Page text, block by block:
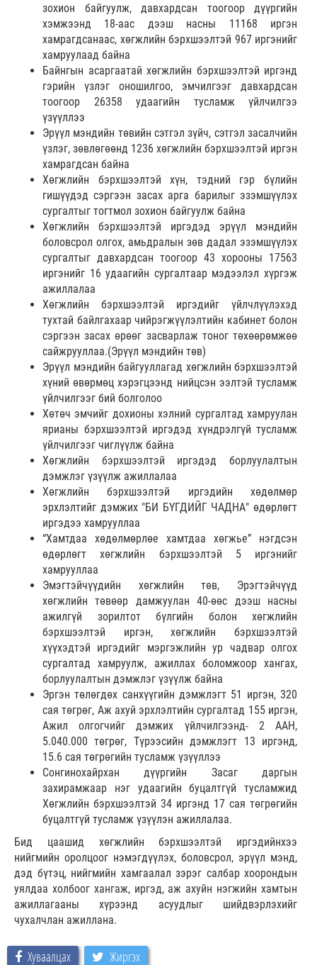
зохион байгуулж, давхардсан тоогоор дүүргийн
хэмжээнд 18-аас дээш насны 11168 иргэн
хамрагдсанаас, хөгжлийн бэрхшээлтэй 967 иргэнийг
хамруулаад байна
Байнгын асаргаатай хөгжлийн бэрхшээлтэй иргэнд
гэрийн үзлэг оношилгоо, эмчилгээг давхардсан
тоогоор 26358 удаагийн тусламж үйлчилгээ
үзүүллээ
Эрүүл мэндийн төвийн сэтгэл зүйч, сэтгэл засалчийн
үзлэг, зөвлөгөөнд 1236 хөгжлийн бэрхшээлтэй иргэн
хамрагдсан байна
Хөгжлийн бэрхшээлтэй хүн, тэдний гэр бүлийн
гишүүдэд сэргээн засах арга барилыг эзэмшүүлэх
сургалтыг тогтмол зохион байгуулж байна
Хөгжлийн бэрхшээлтэй иргэдэд эрүүл мэндийн
боловсрол олгох, амьдралын зөв дадал эзэмшүүлэх
сургалтыг давхардсан тоогоор 43 хорооны 17563
иргэнийг 16 удаагийн сургалтаар мэдээлэл хүргэж
ажиллалаа
Хөгжлийн бэрхшээлтэй иргэдийг үйлчлүүлэхэд
тухтай байлгахаар чийрэгжүүлэлтийн кабинет болон
сэргээн засах өрөөг засварлаж тоног төхөөрөмжөө
сайжрууллаа.(Эрүүл мэндийн төв)
Эрүүл мэндийн байгууллагад хөгжлийн бэрхшээлтэй
хүний өвөрмөц хэрэгцээнд нийцсэн ээлтэй тусламж
үйлчилгээг бий болголоо
Хөтөч эмчийг дохионы хэлний сургалтад хамруулан
ярианы бэрхшээлтэй иргэдэд хүндрэлгүй тусламж
үйлчилгээг чиглүүлж байна
Хөгжлийн бэрхшээлтэй иргэдэд борлуулалтын
дэмжлэг үзүүлж ажиллалаа
Хөгжлийн бэрхшээлтэй иргэдийн хөдөлмөр
эрхлэлтийг дэмжих "БИ БҮГДИЙГ ЧАДНА" өдөрлөгт
иргэдээ хамрууллаа
“Хамтдаа хөдөлмөрлөе хамтдаа хөгжье” нэгдсэн
өдөрлөгт хөгжлийн бэрхшээлтэй 5 иргэнийг
хамрууллаа
Эмэгтэйчүүдийн хөгжлийн төв, Эрэгтэйчүүд
хөгжлийн төвөөр дамжуулан 40-өөс дээш насны
ажилгүй зорилтот бүлгийн болон хөгжлийн
бэрхшээлтэй иргэн, хөгжлийн бэрхшээлтэй
хүүхэдтэй иргэдийг мэргэжлийн ур чадвар олгох
сургалтад хамруулж, ажиллах боломжоор хангах,
борлуулалтын дэмжлэг үзүүлж байна
Эргэн төлөгдөх санхүүгийн дэмжлэгт 51 иргэн, 320
сая төгрөг, Аж ахуй эрхлэлтийн сургалтад 155 иргэн,
Ажил олгогчийг дэмжих үйлчилгээнд- 2 ААН,
5.040.000 төгрөг, Түрээсийн дэмжлэгт 13 иргэнд,
15.6 сая төгрөгийн тусламж үзүүллээ
Сонгинохайрхан дүүргийн Засаг даргын
захирамжаар нэг удаагийн буцалтгүй тусламжид
Хөгжлийн бэрхшээлтэй 34 иргэнд 17 сая төгрөгийн
буцалтгүй тусламж үзүүлэн ажиллалаа.
Бид цаашид хөгжлийн бэрхшээлтэй иргэдийнхээ
нийгмийн оролцоог нэмэгдүүлэх, боловсрол, эрүүл мэнд,
дэд бүтэц, нийгмийн хамгаалал зэрэг салбар хоорондын
уялдаа холбоог хангаж, иргэд, аж ахуйн нэгжийн хамтын
ажиллагааны хүрээнд асуудлыг шийдвэрлэхийг
чухалчлан ажиллана.
Хуваалцах Жиргэх